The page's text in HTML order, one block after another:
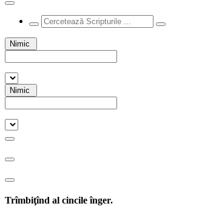
Nimic
Nimic
Trîmbiţînd al cincile înger.